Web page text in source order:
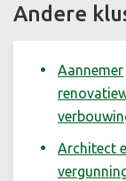
Andere
Aannemer
Architect